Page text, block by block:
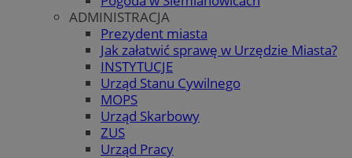
ADMINISTRACJA
Prezydent miasta
Jak załatwić sprawę w Urzędzie Miasta?
INSTYTUCJE
Urząd Stanu Cywilnego
MOPS
Urząd Skarbowy
ZUS
Urząd Pracy